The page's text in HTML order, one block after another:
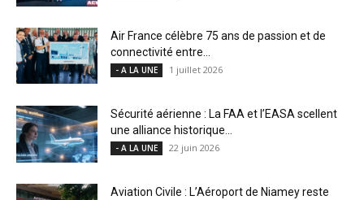
Air France célèbre 75 ans de passion et de
connectivité entre...
- A LA UNE 1 juillet 2026
Sécurité aérienne : La FAA et l’EASA scellent
une alliance historique...
- A LA UNE 22 juin 2026
Aviation Civile : L’Aéroport de Niamey reste